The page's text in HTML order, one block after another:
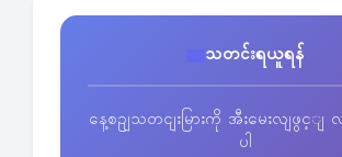
သတင်းရယူရန်
နေ့စဥျသတငျးမြားကို အီးမေးလျဖွင့
ပါ